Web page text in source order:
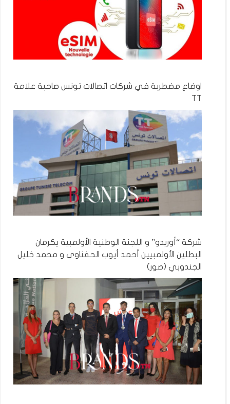
اوضاع مضطربة في شركات اتصالات تونس صاحبة علامة
TT
شركة “أوريدو” و اللجنة الوطنية الأولمبية يكرمان
البطلين الأولمبيين أحمد أيوب الحفناوي و محمد خليل
الجندوبي (صور)